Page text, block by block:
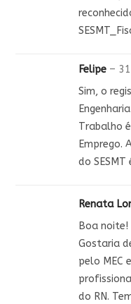
Felipe –
Sim, o
Trabalho
Emprego.
do
Renata
Boa noite!
Gostaria
pelo MEC
do RN.